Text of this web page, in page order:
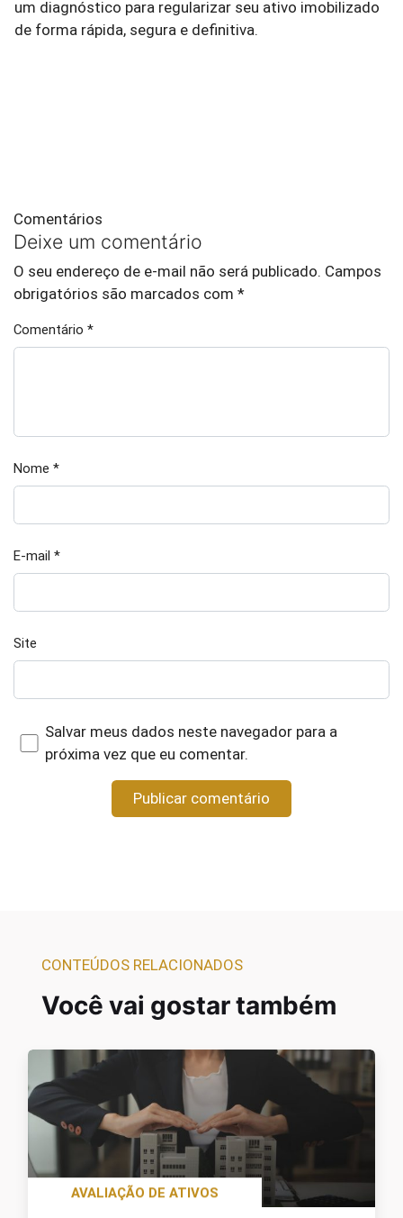
um diagnóstico para regularizar seu ativo imobilizado
de forma rápida, segura e definitiva.
Comentários
Deixe um comentário
O seu endereço de e-mail não será publicado. Campos
obrigatórios são marcados com *
Comentário *
Nome *
E-mail *
Site
Salvar meus dados neste navegador para a
próxima vez que eu comentar.
CONTEÚDOS RELACIONADOS
Você vai gostar também
AVALIAÇÃO DE ATIVOS